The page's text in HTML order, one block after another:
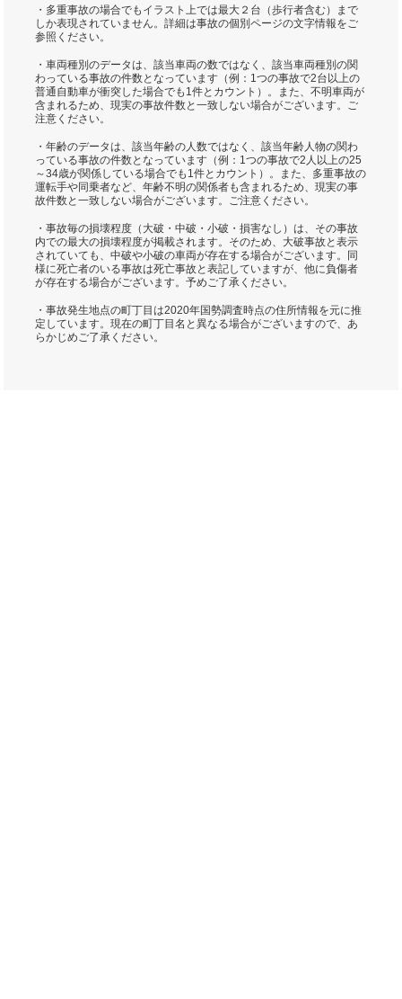
・多重事故の場合でもイラスト上では最大２台（歩行者含む）まで
しか表現されていません。詳細は事故の個別ページの文字情報をご
参照ください。
・車両種別のデータは、該当車両の数ではなく、該当車両種別の関
わっている事故の件数となっています（例：1つの事故で2台以上の
普通自動車が衝突した場合でも1件とカウント）。また、不明車両が
含まれるため、現実の事故件数と一致しない場合がございます。ご
注意ください。
・年齢のデータは、該当年齢の人数ではなく、該当年齢人物の関わ
っている事故の件数となっています（例：1つの事故で2人以上の25
～34歳が関係している場合でも1件とカウント）。また、多重事故の
運転手や同乗者など、年齢不明の関係者も含まれるため、現実の事
故件数と一致しない場合がございます。ご注意ください。
・事故毎の損壊程度（大破・中破・小破・損害なし）は、その事故
内での最大の損壊程度が掲載されます。そのため、大破事故と表示
されていても、中破や小破の車両が存在する場合がございます。同
様に死亡者のいる事故は死亡事故と表記していますが、他に負傷者
が存在する場合がございます。予めご了承ください。
・事故発生地点の町丁目は2020年国勢調査時点の住所情報を元に推
定しています。現在の町丁目名と異なる場合がございますので、あ
らかじめご了承ください。